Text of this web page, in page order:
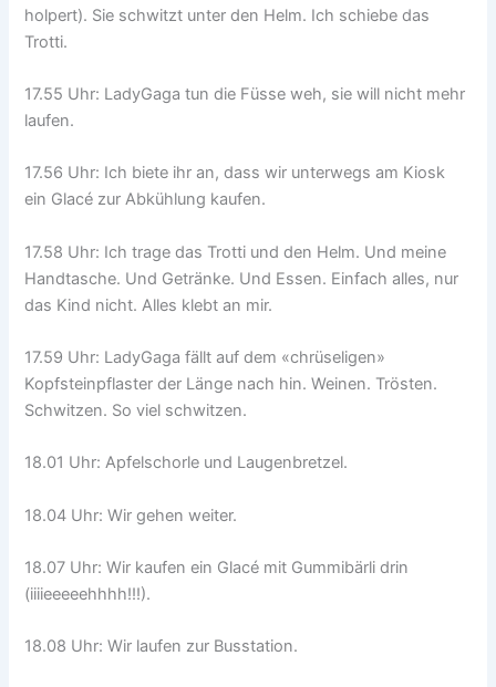
holpert). Sie schwitzt unter den Helm. Ich schiebe das
Trotti.
17.55 Uhr: LadyGaga tun die Füsse weh, sie will nicht mehr
laufen.
17.56 Uhr: Ich biete ihr an, dass wir unterwegs am Kiosk
ein Glacé zur Abkühlung kaufen.
17.58 Uhr: Ich trage das Trotti und den Helm. Und meine
Handtasche. Und Getränke. Und Essen. Einfach alles, nur
das Kind nicht. Alles klebt an mir.
17.59 Uhr: LadyGaga fällt auf dem «chrüseligen»
Kopfsteinpflaster der Länge nach hin. Weinen. Trösten.
Schwitzen. So viel schwitzen.
18.01 Uhr: Apfelschorle und Laugenbretzel.
18.04 Uhr: Wir gehen weiter.
18.07 Uhr: Wir kaufen ein Glacé mit Gummibärli drin
(iiiieeeeehhhh!!!).
18.08 Uhr: Wir laufen zur Busstation.